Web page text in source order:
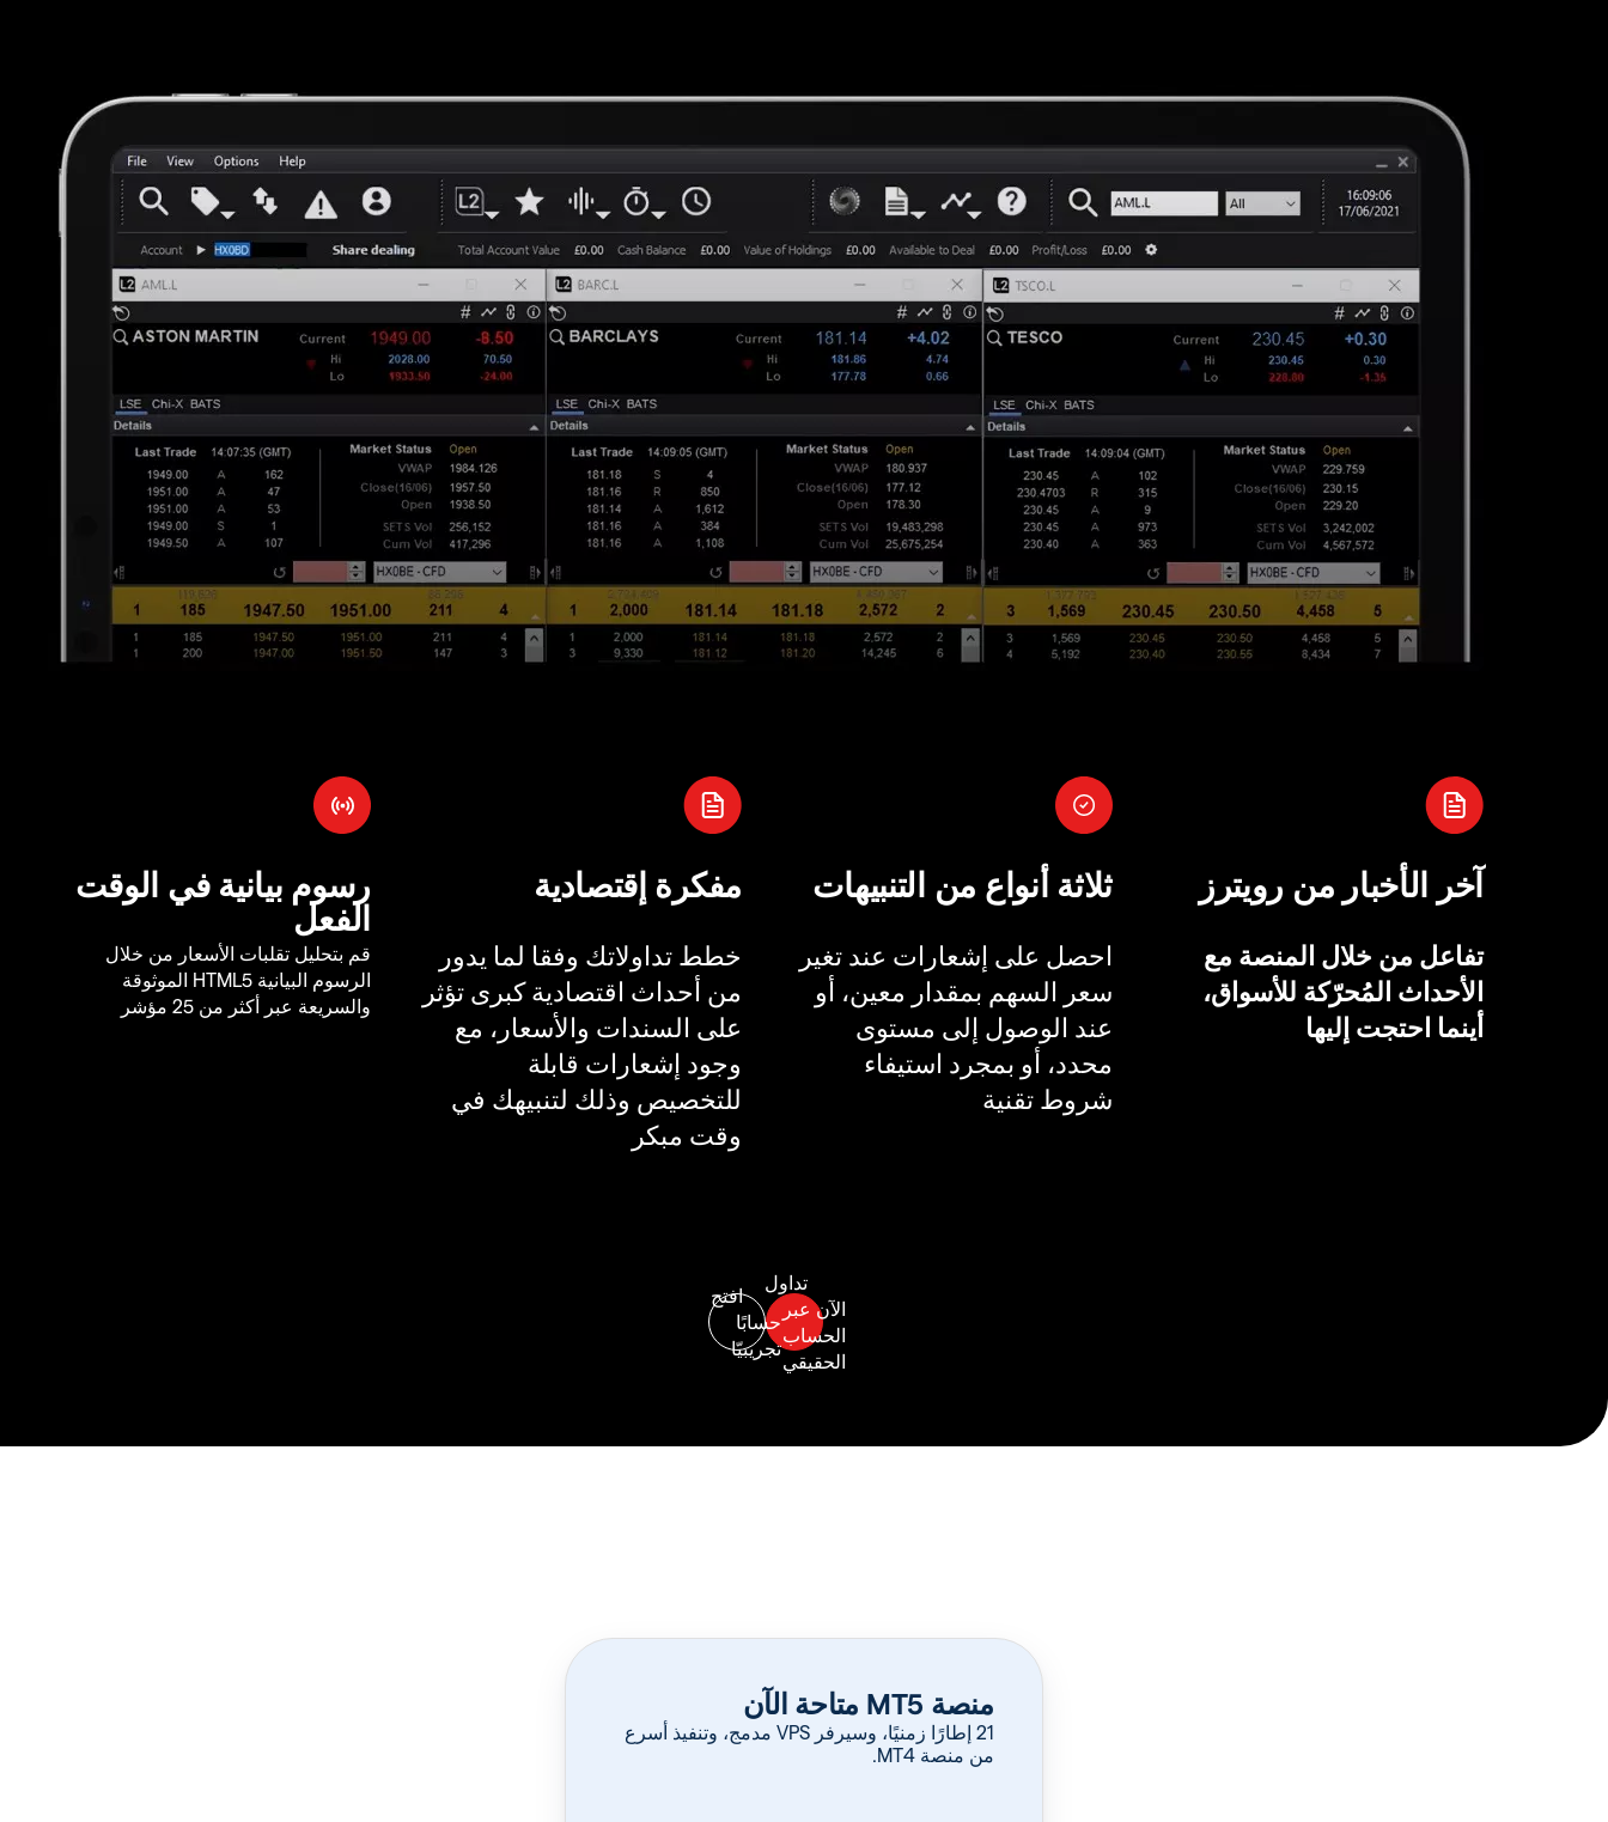
آخر الأخبار من رويترز
تفاعل من خلال المنصة مع
الأحداث المُحرّكة للأسواق،
أينما احتجت إليها
ثلاثة أنواع من التنبيهات
احصل على إشعارات عند تغير
سعر السهم بمقدار معين، أو
عند الوصول إلى مستوى
محدد، أو بمجرد استيفاء
شروط تقنية
مفكرة إقتصادية
خطط تداولاتك وفقا لما يدور
من أحداث اقتصادية كبرى تؤثر
على السندات والأسعار، مع
وجود إشعارات قابلة
للتخصيص وذلك لتنبيهك في
وقت مبكر
رسوم بيانية في الوقت
الفعل
قم بتحليل تقلبات الأسعار من خلال
الرسوم البيانية HTML5 الموثوقة
والسريعة عبر أكثر من 25 مؤشر
منصة MT5 متاحة الآن
‏21 إطارًا زمنيًا، وسيرفر VPS مدمج، وتنفيذ أسرع
من منصة MT4.